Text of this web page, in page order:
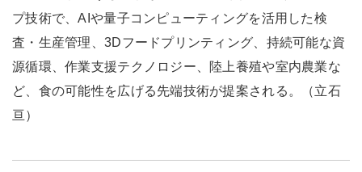
プ技術で、AIや量子コンピューティングを活用した検
査・生産管理、3Dフードプリンティング、持続可能な資
源循環、作業支援テクノロジー、陸上養殖や室内農業な
ど、食の可能性を広げる先端技術が提案される。（立石
亘）